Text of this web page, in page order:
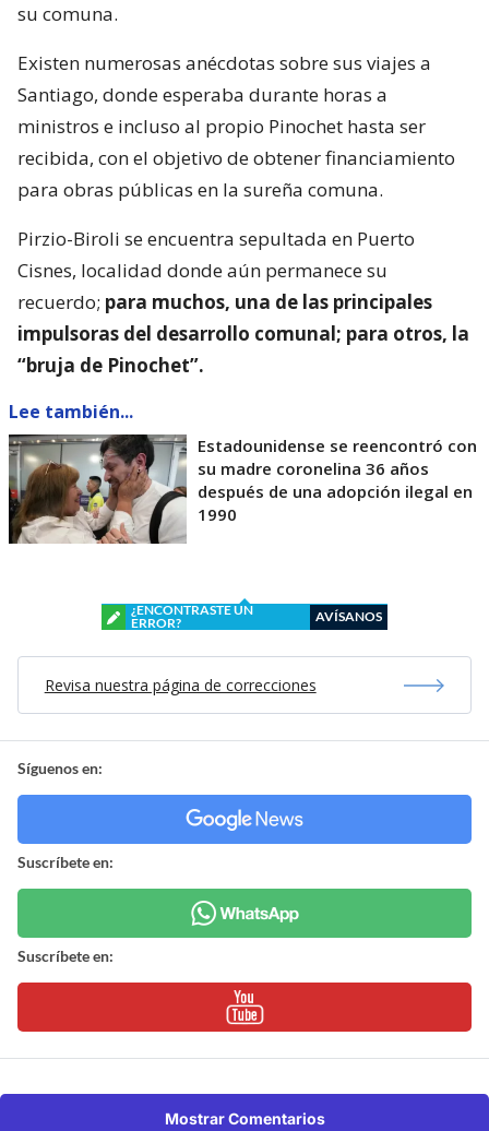
su comuna.
Existen numerosas anécdotas sobre sus viajes a
Santiago, donde esperaba durante horas a
ministros e incluso al propio Pinochet hasta ser
recibida, con el objetivo de obtener financiamiento
para obras públicas en la sureña comuna.
Pirzio-Biroli se encuentra sepultada en Puerto
Cisnes, localidad donde aún permanece su
recuerdo; para muchos, una de las principales
impulsoras del desarrollo comunal; para otros, la
“bruja de Pinochet”.
Lee también...
Estadounidense se reencontró con
su madre coronelina 36 años
después de una adopción ilegal en
1990
¿ENCONTRASTE UN
ERROR?
AVÍSANOS
Revisa nuestra página de correcciones
Síguenos en:
Suscríbete en:
Suscríbete en:
Mostrar Comentarios